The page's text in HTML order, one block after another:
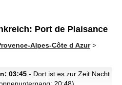
Port de Plaisance
Alpes-Côte d Azur>
03:45 - Dort ist es zur Zeit Nacht